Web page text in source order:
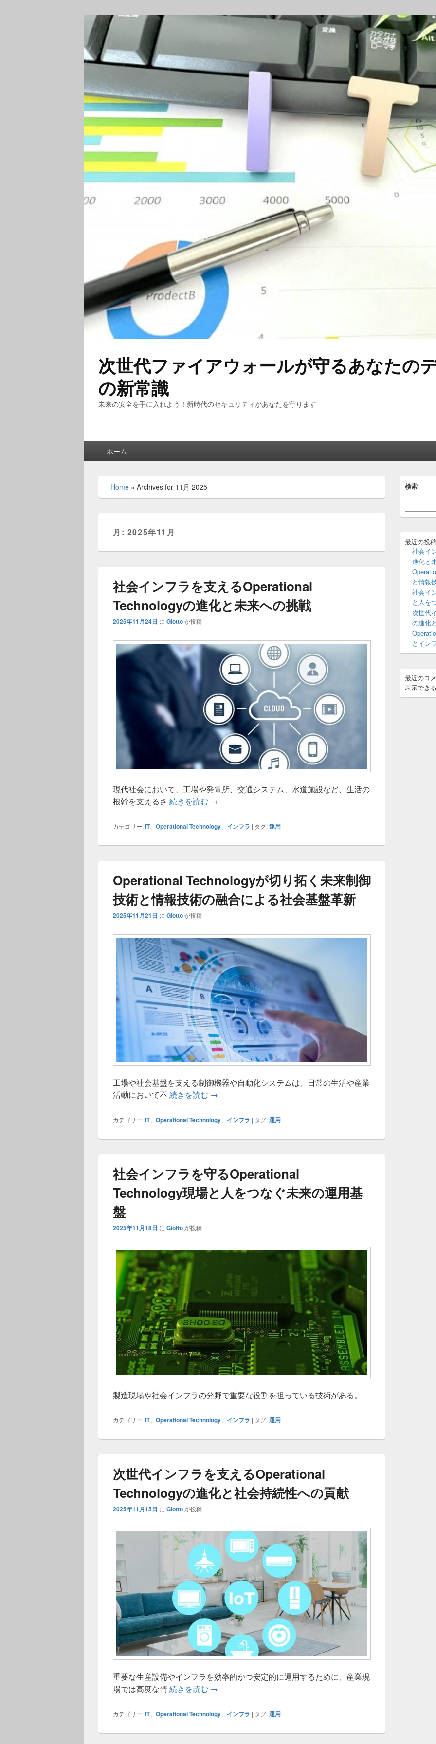
次世代ファイアウォールが守るあなたの
の新常識
未来の安全を手に入れよう！新時代のセキュリティがあなたを守ります
ホーム
Home » Archives for 11月 2025
月: 2025年11月
社会インフラを支えるOperational
Technologyの進化と未来への挑戦
2025年11月24日 に Giottoが投稿
現代社会において、工場や発電所、交通システム、水道施設など、生活の
根幹を支えるさ 続きを読む 社会インフラを支えるOperational Technologyの進化と未来への
→
カテゴリー:IT、 Operational Technology インフラ | タグ:運用
Operational Technologyが切り拓く未来制御
技術と情報技術の融合による社会基盤革新
2025年11月21日 に Giottoが投稿
工場や社会基盤を支える制御機器や自動化システムは、日常の生活や産業
活動において不 続きを読む Operational Technologyが切り拓く未来制御技術と情報技術の融
→
カテゴリー:IT、 Operational Technology インフラ | タグ:運用
社会インフラを守るOperational
Technology現場と人をつなぐ未来の運用基
盤
2025年11月18日 に Giottoが投稿
製造現場や社会インフラの分野で重要な役割を担っている技術がある。
カテゴリー:IT、 Operational Technology インフラ | タグ:運用
次世代インフラを支えるOperational
Technologyの進化と社会持続性への貢献
2025年11月15日 に Giottoが投稿
重要な生産設備やインフラを効率的かつ安定的に運用するために、産業現
場では高度な情続きを読む 次世代インフラを支えるOperational Technologyの進化と社会持
→
カテゴリー:IT、 Operational Technology インフラ | タグ:運用
イ
イ
ー
検索
最近の投稿
社会イ
進化と
と情報
社会イ
と人を
次世代
の進化
とイン
最近のコ
表示でき